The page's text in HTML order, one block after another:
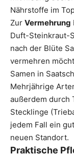
Nährstoffe im
Zur Vermehrung
Duft-Steinkraut-
nach der Blüte
vermehren
Samen in
Mehrjährige
außerdem durch
Stecklinge
jedem Fall ein
neuen Standort.
Praktische